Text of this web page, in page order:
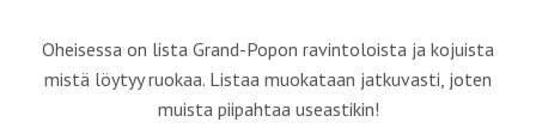
Oheisessa on lista Grand-Popon ravintoloista ja kojuista
mistä löytyy ruokaa. Listaa muokataan jatkuvasti, joten
muista piipahtaa useastikin!